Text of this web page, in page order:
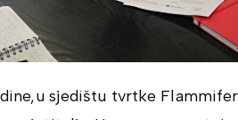
sjedištu tvrtke